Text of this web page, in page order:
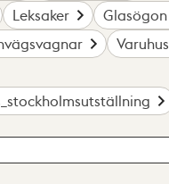
Leksaker
Glasögon
Varuhus